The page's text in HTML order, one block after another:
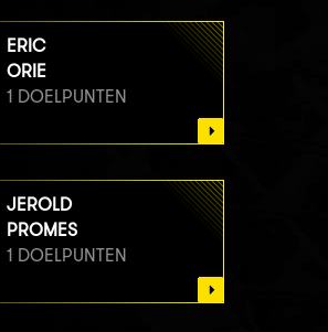
ERIC
ORIE
1 DOELPUNTEN
JEROLD
PROMES
1 DOELPUNTEN